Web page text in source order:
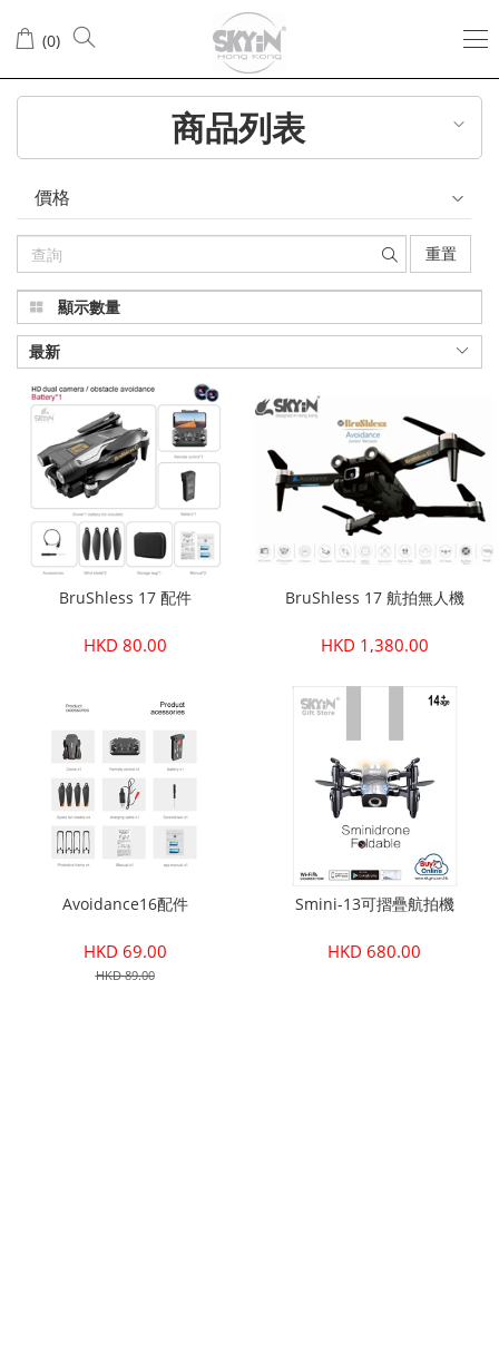
avoidance16
電
池
(0)
商品列表
價格
重置
顯示數量
最新
BruShless 17 配件
HKD 80.00
BruShless 17 航拍無人機
HKD 1,380.00
Avoidance16配件
HKD 69.00
HKD 89.00
Smini-13可摺疊航拍機
HKD 680.00